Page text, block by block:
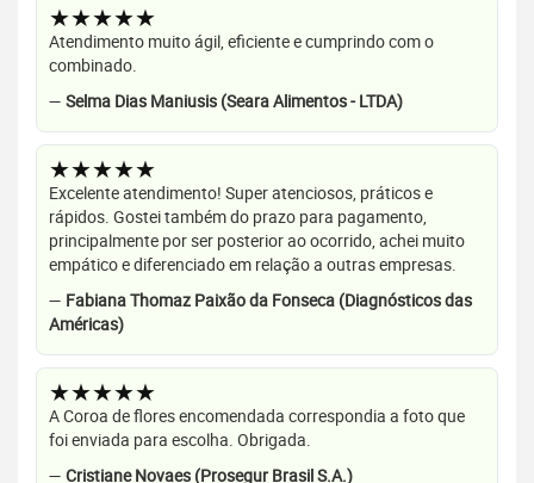
★★★★★
Atendimento muito ágil, eficiente e cumprindo com o
combinado.
— Selma Dias Maniusis (Seara Alimentos - LTDA)
★★★★★
Excelente atendimento! Super atenciosos, práticos e
rápidos. Gostei também do prazo para pagamento,
principalmente por ser posterior ao ocorrido, achei muito
empático e diferenciado em relação a outras empresas.
— Fabiana Thomaz Paixão da Fonseca (Diagnósticos das
Américas)
★★★★★
A Coroa de flores encomendada correspondia a foto que
foi enviada para escolha. Obrigada.
— Cristiane Novaes (Prosegur Brasil S.A.)